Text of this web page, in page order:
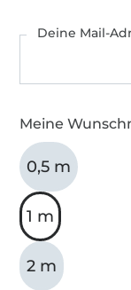
Deine Mail-
Meine
0,5 m
1 m
2 m